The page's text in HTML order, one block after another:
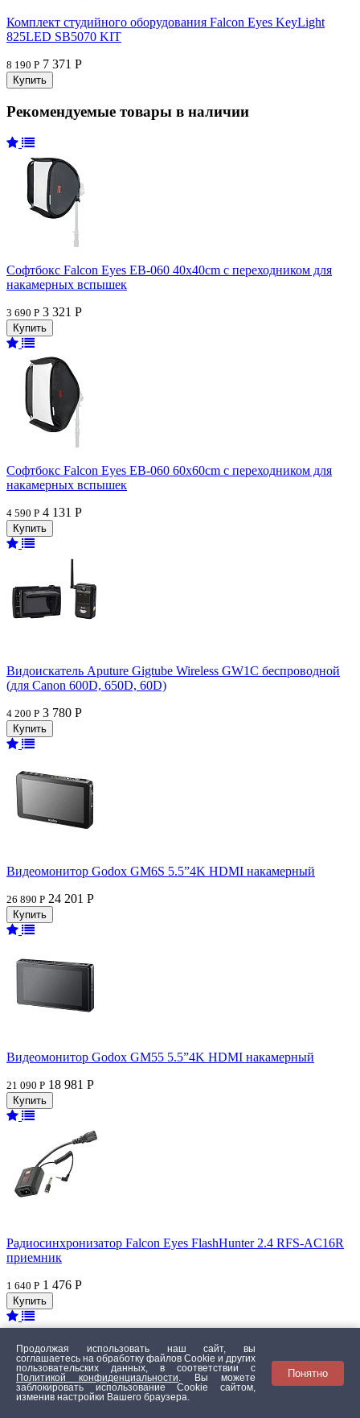
Комплект студийного оборудования Falcon Eyes KeyLight
825LED SB5070 KIT
8 190 Р 7 371 Р
Рекомендуемые товары в наличии
Софтбокс Falcon Eyes EB-060 40x40cm с переходником для
накамерных вспышек
3 690 Р 3 321 Р
Софтбокс Falcon Eyes EB-060 60x60cm с переходником для
накамерных вспышек
4 590 Р 4 131 Р
Видоискатель Aputure Gigtube Wireless GW1C беспроводной
(для Canon 600D, 650D, 60D)
4 200 Р 3 780 Р
Видеомонитор Godox GM6S 5.5”4K HDMI накамерный
26 890 Р 24 201 Р
Видеомонитор Godox GM55 5.5”4K HDMI накамерный
21 090 Р 18 981 Р
Радиосинхронизатор Falcon Eyes FlashHunter 2.4 RFS-AC16R
приемник
1 640 Р 1 476 Р
Продолжая использовать наш сайт, вы
соглашаетесь на обработку файлов Сookie и других
пользовательских данных, в соответствии с
Политикой конфиденциальности
. Вы можете
заблокировать использование Cookie сайтом,
изменив настройки Вашего браузера.
Понятно